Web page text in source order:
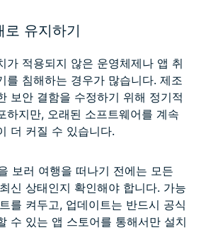
로 유지하기
가 적용되지 않은 운영체제나 앱 취
를 침해하는 경우가 많습니다. 제조
보안 결함을 수정하기 위해 정기적
하지만, 오래된 소프트웨어를 계속
더 커질 수 있습니다.
보러 여행을 떠나기 전에는 모든
신 상태인지 확인해야 합니다. 가능
를 켜두고, 업데이트는 반드시 공식
수 있는 앱 스토어를 통해서만 설치